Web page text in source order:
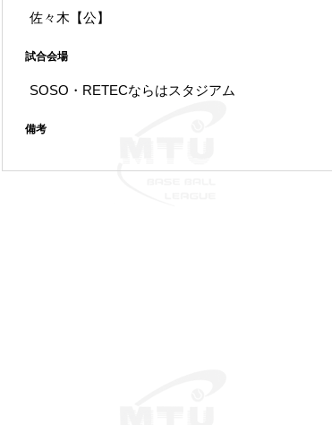
佐々木【公】
試合会場
SOSO・RETECならはスタジアム
備考